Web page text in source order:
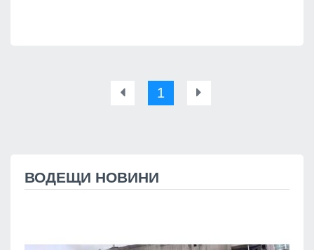
1
ВОДЕЩИ НОВИНИ